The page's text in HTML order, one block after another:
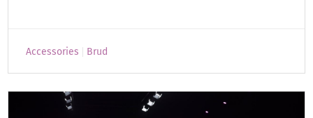
Accessories Brud